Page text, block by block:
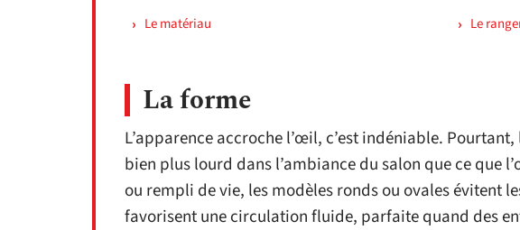
Le matériau
Le
La forme
L’apparence accroche l’œil, c’est indéniable.
bien plus lourd dans l’ambiance du salon que ce que
ou rempli de vie, les modèles ronds ou ovales évitent
favorisent une circulation fluide, parfaite quand des